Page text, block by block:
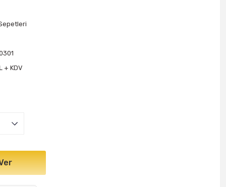
+ KDV